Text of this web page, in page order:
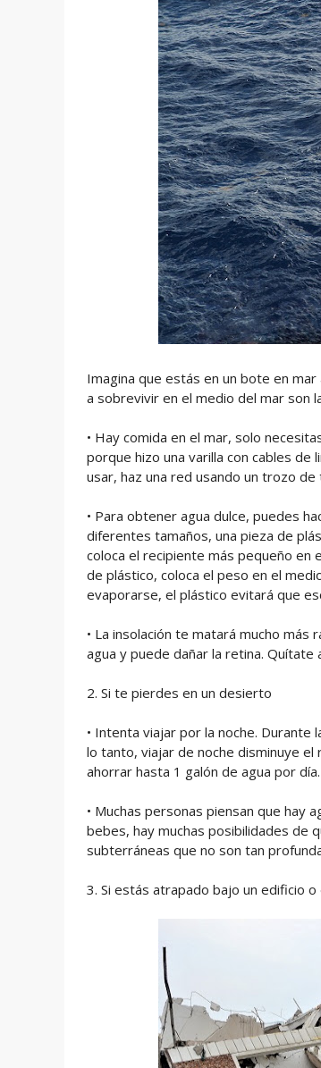
Imagina que estás en un bote en
a sobrevivir en el medio del mar son
• Hay comida en el mar, solo
porque hizo una varilla con cables de
usar, haz una red usando un trozo de
• Para obtener agua dulce, puedes
diferentes tamaños, una pieza de
coloca el recipiente más pequeño en
de plástico, coloca el peso en el
evaporarse, el plástico evitará que
• La insolación te matará mucho
agua y puede dañar la retina.
2. Si te pierdes en un desierto
• Intenta viajar por la noche.
lo tanto, viajar de noche disminuye
ahorrar hasta 1 galón de agua por día.
• Muchas personas piensan que hay
bebes, hay muchas posibilidades de
subterráneas que no son tan
3. Si estás atrapado bajo un edificio o